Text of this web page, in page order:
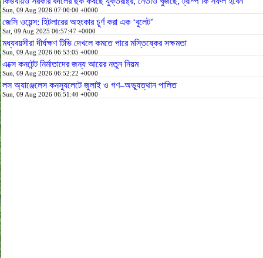
Sun, 09 Aug 2026 07:00:00 +0000
জেসি ওয়েন্স: হিটলারের অহংকার চূর্ণ করা এক ‘বুলেট’
Sat, 09 Aug 2025 06:57:47 +0000
মধ্যবয়সীরা দীর্ঘক্ষণ টিভি দেখলে কমতে পারে মস্তিষ্কের সক্ষমতা
Sun, 09 Aug 2026 06:53:05 +0000
এক্সে কনটেন্ট নির্মাতাদের জন্য আয়ের নতুন নিয়ম
Sun, 09 Aug 2026 06:52:22 +0000
লস অ্যাঞ্জেলেস কনস্যুলেটে জুলাই ও গণ–অভ্যুত্থান পালিত
Sun, 09 Aug 2026 06:51:40 +0000